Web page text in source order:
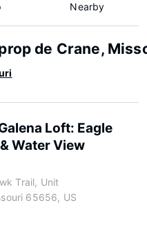
Nearby
de Crane,
Loft: Eagle
Water View
Trail, Unit
65656, US